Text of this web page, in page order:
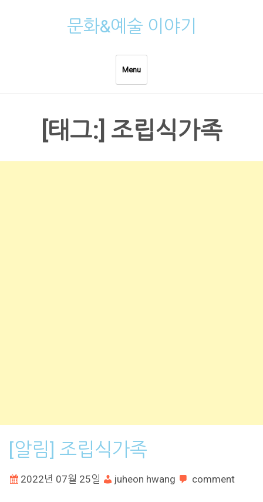
문화&예술 이야기
Menu
[태그:] 조립식가족
[알림] 조립식가족
2022년 07월 25일 juheon hwang comment